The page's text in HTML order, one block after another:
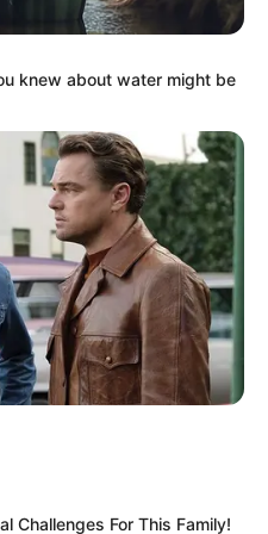
provenientes del mercado
que aquellas obtenidas
estables”, indicó Villar.
knew about water might be
Challenges For This Family!